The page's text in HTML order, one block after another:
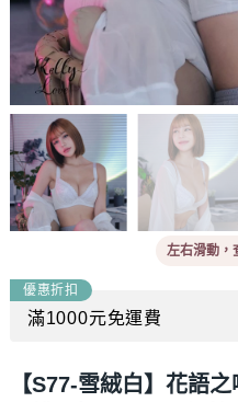
優惠折扣
滿1000元免運費
【S77-雪絨白】花語